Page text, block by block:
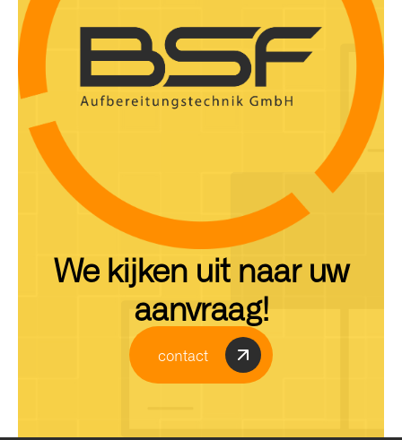
We kijken uit naar uw
aanvraag!
contact